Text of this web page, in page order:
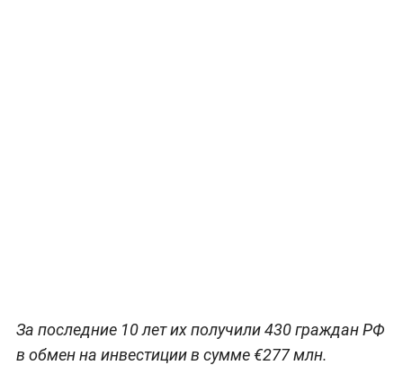
За последние 10 лет их получили 430 граждан РФ
в обмен на инвестиции в сумме €277 млн.